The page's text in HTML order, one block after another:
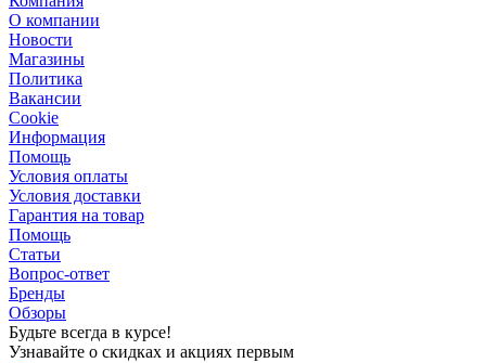
О компании
Новости
Магазины
Политика
Вакансии
Сookie
Информация
Помощь
Условия оплаты
Условия доставки
Гарантия на товар
Помощь
Статьи
Вопрос-ответ
Бренды
Обзоры
Будьте всегда в курсе!
Узнавайте о скидках и акциях первым